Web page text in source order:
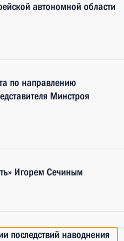
автономной области
по направлению
Минстроя
Игорем Сечиным
последствий наводнения